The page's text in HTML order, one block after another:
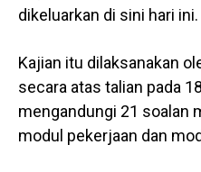
dikeluarkan di sini hari ini.
Kajian itu dilaksanakan
secara atas talian pada
mengandungi 21 soalan
modul pekerjaan dan